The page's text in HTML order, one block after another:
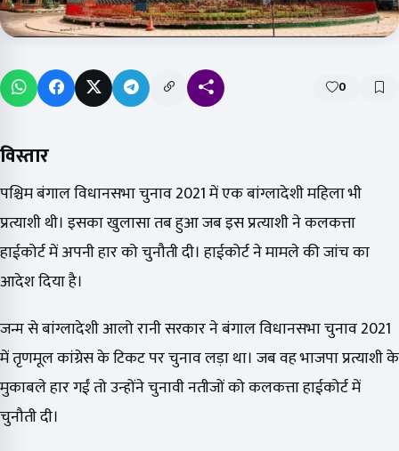
0
विस्तार
पश्चिम बंगाल विधानसभा चुनाव 2021 में एक बांग्लादेशी महिला भी
प्रत्याशी थी। इसका खुलासा तब हुआ जब इस प्रत्याशी ने कलकत्ता
हाईकोर्ट में अपनी हार को चुनौती दी। हाईकोर्ट ने मामले की जांच का
आदेश दिया है।
जन्म से बांग्लादेशी आलो रानी सरकार ने बंगाल विधानसभा चुनाव 2021
में तृणमूल कांग्रेस के टिकट पर चुनाव लड़ा था। जब वह भाजपा प्रत्याशी के
मुकाबले हार गईं तो उन्होंने चुनावी नतीजों को कलकत्ता हाईकोर्ट में
चुनौती दी।